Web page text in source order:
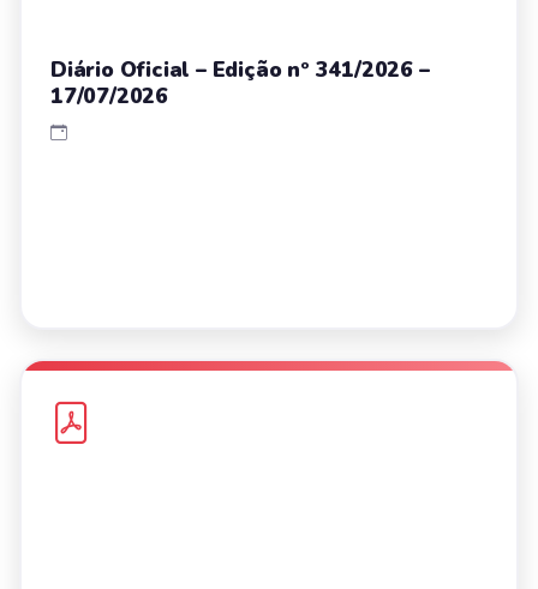
Diário Oficial – Edição nº 341/2026 –
17/07/2026